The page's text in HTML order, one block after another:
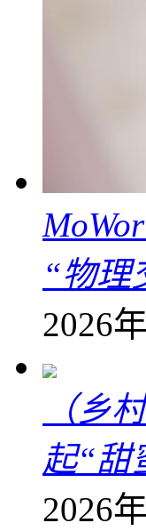
“物理
2026
（乡
起“甜
2026